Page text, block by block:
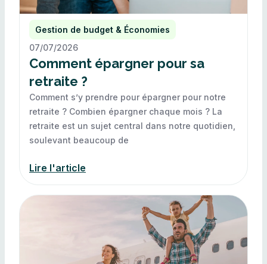
Gestion de budget & Économies
07/07/2026
Comment épargner pour sa
retraite ?
Comment s’y prendre pour épargner pour notre
retraite ? Combien épargner chaque mois ? La
retraite est un sujet central dans notre quotidien,
soulevant beaucoup de
Lire l'article